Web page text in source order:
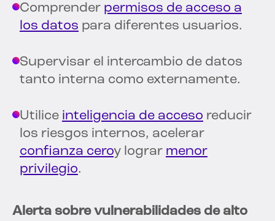
Comprender permisos de acceso a
los datos para diferentes usuarios.
Supervisar el intercambio de datos
tanto interna como externamente.
Utilice inteligencia de acceso reducir
los riesgos internos, acelerar
confianza ceroy lograr menor
privilegio.
Alerta sobre vulnerabilidades de alto